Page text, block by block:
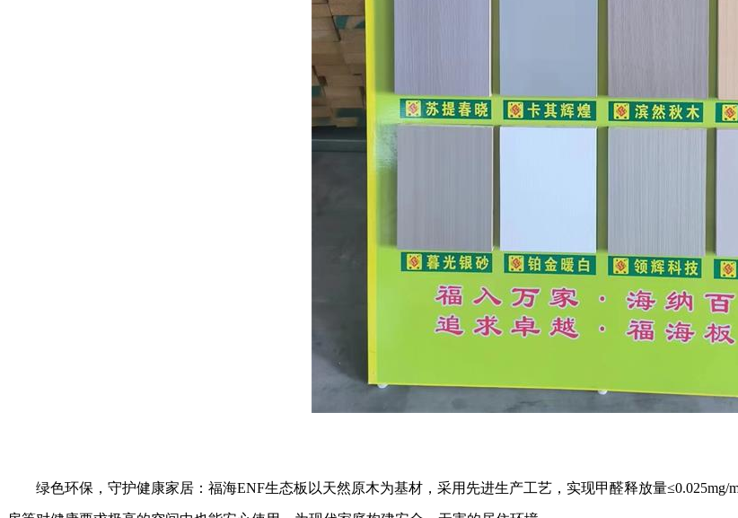
绿色环保，守护健康家居：福海ENF生态板以天然原木为基材，采用先进生产工艺，实现甲醛释放量